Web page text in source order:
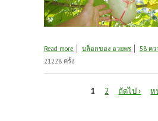
Read more about ส่งการบ้านรอบห้า
บล็อกของ อวยพร 58 ค
21228 ครั้ง
1 2 ถัดไป › ห